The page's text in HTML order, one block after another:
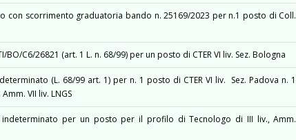
con scorrimento graduatoria bando n. 25169/2023 per n.1 posto di Coll.
C6/26821 (art. 1 L. n. 68/99) per un posto di CTER VI liv. Sez. Bologna
(L. 68/99 art. 1) per n. 1 posto di CTER VI liv. Sez. Padova n. 1
VII liv. LNGS
per un posto per il profilo di Tecnologo di III liv., Amm.